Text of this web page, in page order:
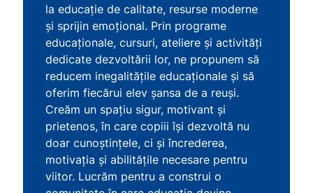
la educație de calitate, resurse moderne
și sprijin emoțional. Prin programe
educaționale, cursuri, ateliere și activități
dedicate dezvoltării lor, ne propunem să
reducem inegalitățile educaționale și să
oferim fiecărui elev șansa de a reuși.
Creăm un spațiu sigur, motivant și
prietenos, în care copiii își dezvoltă nu
doar cunoștințele, ci și încrederea,
motivația și abilitățile necesare pentru
viitor. Lucrăm pentru a construi o